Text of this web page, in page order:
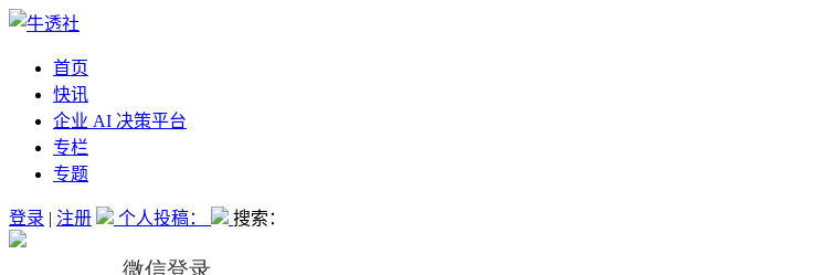
首页
快讯
企业 AI 决策平台
专栏
专题
登录 | 注册 个人投稿： 搜索：